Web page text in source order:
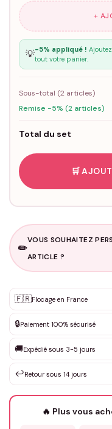
+
💡-5% appliqué !
tout votre panier.
Sous-total (2articles)
Remise -5% (2 articles)
Total du set
🛒
✏️
VOUS SOUHAITEZ
ARTICLE ?
✨ Personnalisation
DEVIS GRATUIT ·
Que souhaitez-vous ?*
Votre texte / idée*
🇫🇷Flocage en France
🔒Paiement 100% sécurisé
🚚Expédié sous 3-5 jours
↩️Retour sous 14 jours
🔥 Plus vous